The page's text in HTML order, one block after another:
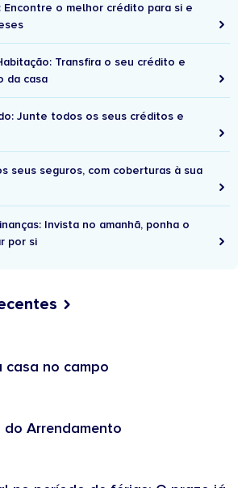
Encontre o melhor crédito para si e
Transfira o seu crédito e
da casa
Junte todos os seus créditos e
seus seguros, com coberturas à sua
Invista no amanhã, ponha o
por si
casa no campo
Arrendamento